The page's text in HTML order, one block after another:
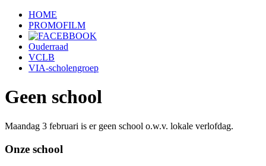
HOME
PROMOFILM
Ouderraad
VCLB
VIA-scholengroep
Geen school
Maandag 3 februari is er geen school o.w.v. lokale verlofdag.
Onze school